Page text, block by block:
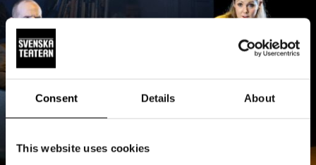
Consent Details About
This website uses cookies